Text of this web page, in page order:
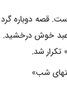
قصه دوباره
عبد خوش
تکرار شد.